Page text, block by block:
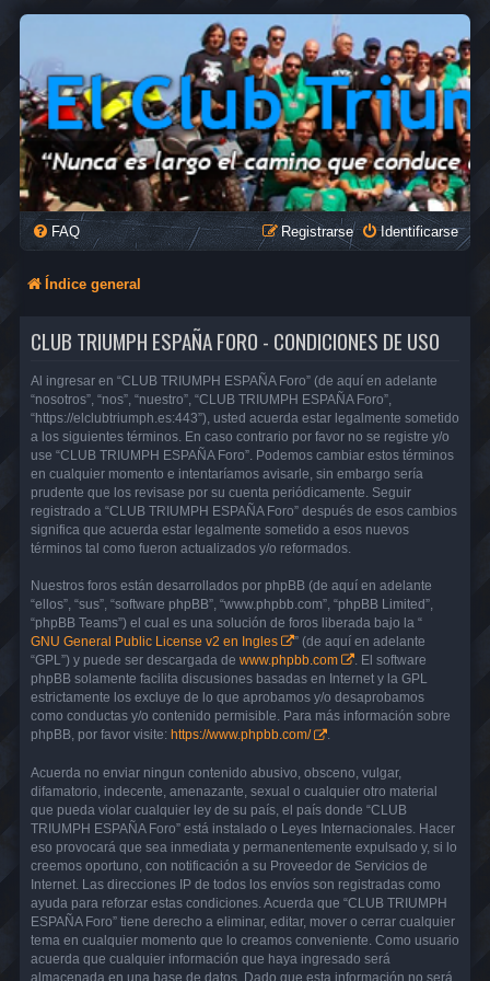
FAQ Identificarse
Registrarse
Índice general
CLUB TRIUMPH ESPAÑA FORO - CONDICIONES DE USO
Al ingresar en “CLUB TRIUMPH ESPAÑA Foro” (de aquí en adelante
“nosotros”, “nos”, “nuestro”, “CLUB TRIUMPH ESPAÑA Foro”,
“https://elclubtriumph.es:443”), usted acuerda estar legalmente sometido
a los siguientes términos. En caso contrario por favor no se registre y/o
use “CLUB TRIUMPH ESPAÑA Foro”. Podemos cambiar estos términos
en cualquier momento e intentaríamos avisarle, sin embargo sería
prudente que los revisase por su cuenta periódicamente. Seguir
registrado a “CLUB TRIUMPH ESPAÑA Foro” después de esos cambios
significa que acuerda estar legalmente sometido a esos nuevos
términos tal como fueron actualizados y/o reformados.
Nuestros foros están desarrollados por phpBB (de aquí en adelante
“ellos”, “sus”, “software phpBB”, “www.phpbb.com”, “phpBB Limited”,
“phpBB Teams”) el cual es una solución de foros liberada bajo la “
GNU General Public License v2 en Ingles
” (de aquí en adelante
“GPL”) y puede ser descargada de www.phpbb.com
. El software
phpBB solamente facilita discusiones basadas en Internet y la GPL
estrictamente los excluye de lo que aprobamos y/o desaprobamos
como conductas y/o contenido permisible. Para más información sobre
phpBB, por favor visite: https://www.phpbb.com/ .
Acuerda no enviar ningun contenido abusivo, obsceno, vulgar,
difamatorio, indecente, amenazante, sexual o cualquier otro material
que pueda violar cualquier ley de su país, el país donde “CLUB
TRIUMPH ESPAÑA Foro” está instalado o Leyes Internacionales. Hacer
eso provocará que sea inmediata y permanentemente expulsado y, si lo
creemos oportuno, con notificación a su Proveedor de Servicios de
Internet. Las direcciones IP de todos los envíos son registradas como
ayuda para reforzar estas condiciones. Acuerda que “CLUB TRIUMPH
ESPAÑA Foro” tiene derecho a eliminar, editar, mover o cerrar cualquier
tema en cualquier momento que lo creamos conveniente. Como usuario
acuerda que cualquier información que haya ingresado será
almacenada en una base de datos. Dado que esta información no será